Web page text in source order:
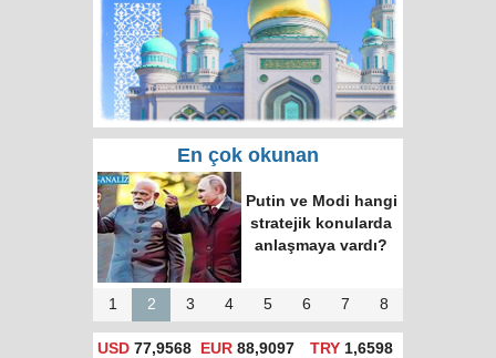
En çok okunan
Rusya'da hatalı celp
için itiraz e-devlet
(gosuslugi)
üzerinden
yapılacak!
1 2 3 4 5 6 7 8
USD 77,9568 EUR 88,9097 TRY1,6598